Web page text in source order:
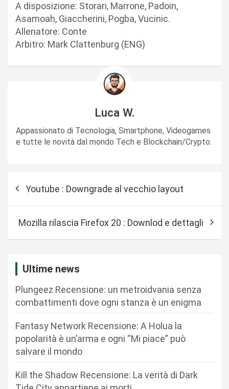
A disposizione: Storari, Marrone, Padoin,
Asamoah, Giaccherini, Pogba, Vucinic.
Allenatore: Conte
Arbitro: Mark Clattenburg (ENG)
Luca W.
Appassionato di Tecnologia, Smartphone, Videogames
e tutte le novità dal mondo Tech e Blockchain/Crypto.
Youtube : Downgrade al vecchio layout
Mozilla rilascia Firefox 20 : Downlod e dettagli
Ultime news
Plungeez Recensione: un metroidvania senza
combattimenti dove ogni stanza è un enigma
Fantasy Network Recensione: A Holua la
popolarità è un’arma e ogni “Mi piace” può
salvare il mondo
Kill the Shadow Recensione: La verità di Dark